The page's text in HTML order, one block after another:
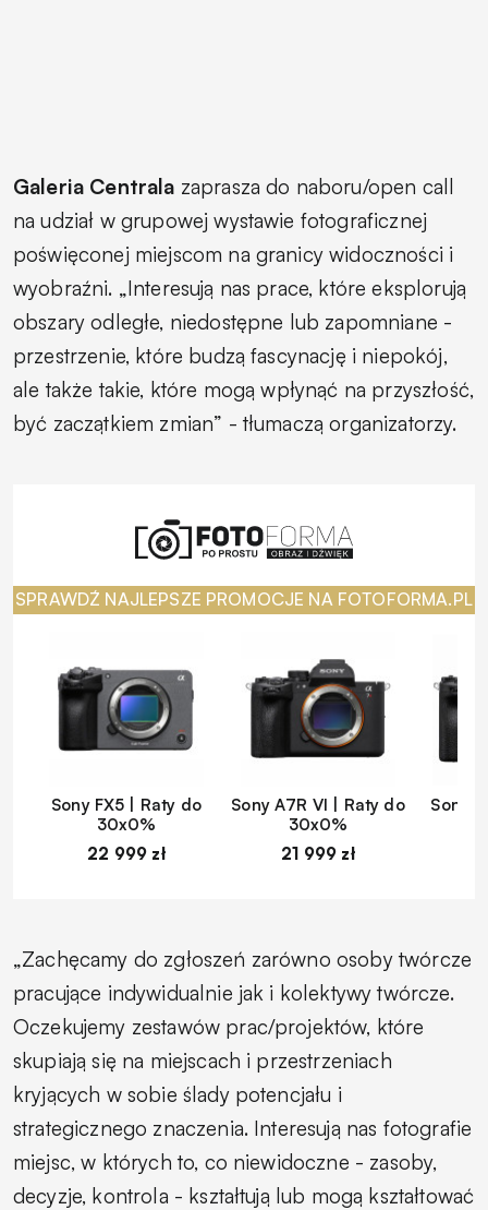
Galeria Centrala zaprasza do naboru/open call
na udział w grupowej wystawie fotograficznej
poświęconej miejscom na granicy widoczności i
wyobraźni. „Interesują nas prace, które eksplorują
obszary odległe, niedostępne lub zapomniane -
przestrzenie, które budzą fascynację i niepokój,
ale także takie, które mogą wpłynąć na przyszłość,
być zaczątkiem zmian” - tłumaczą organizatorzy.
SPRAWDŹ NAJLEPSZE PROMOCJE NA FOTOFORMA.PL
Sony FX5 | Raty do
30x0%
22 999 zł
Sony A7R VI | Raty do
30x0%
21 999 zł
Sony
„Zachęcamy do zgłoszeń zarówno osoby twórcze
pracujące indywidualnie jak i kolektywy twórcze.
Oczekujemy zestawów prac/projektów, które
skupiają się na miejscach i przestrzeniach
kryjących w sobie ślady potencjału i
strategicznego znaczenia. Interesują nas fotografie
miejsc, w których to, co niewidoczne - zasoby,
decyzje, kontrola - kształtują lub mogą kształtować